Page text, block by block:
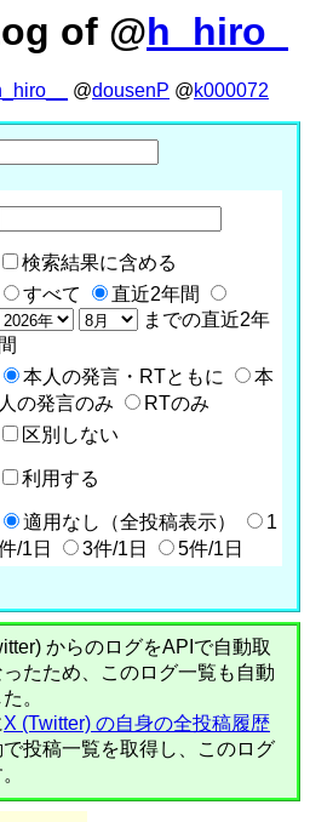
of @h_hiro_
@dousenP @k000072
検索結果に含める
すべて
直近2年間
までの直近2年
間
本人の発言・RTともに
本
人の発言のみ
RTのみ
区別しない
利用する
適用なし（全投稿表示）
1
/1日
3件/1日 5件/1日
からのログをAPIで自動取
たため、このログ一覧も自動
。
X (Twitter) の自身の全投稿履歴
投稿一覧を取得し、このログ